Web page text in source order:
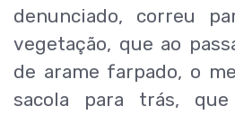
denunciado, correu
vegetação, que ao
de arame farpado, o
sacola para trás,